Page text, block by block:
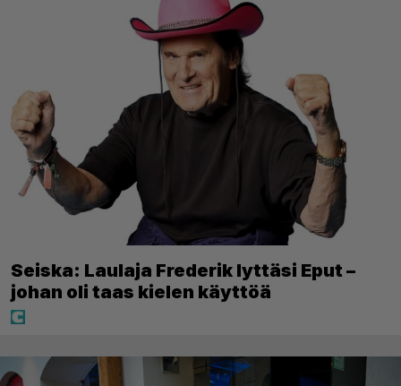
Seiska: Laulaja Frederik lyttäsi Eput –
johan oli taas kielen käyttöä